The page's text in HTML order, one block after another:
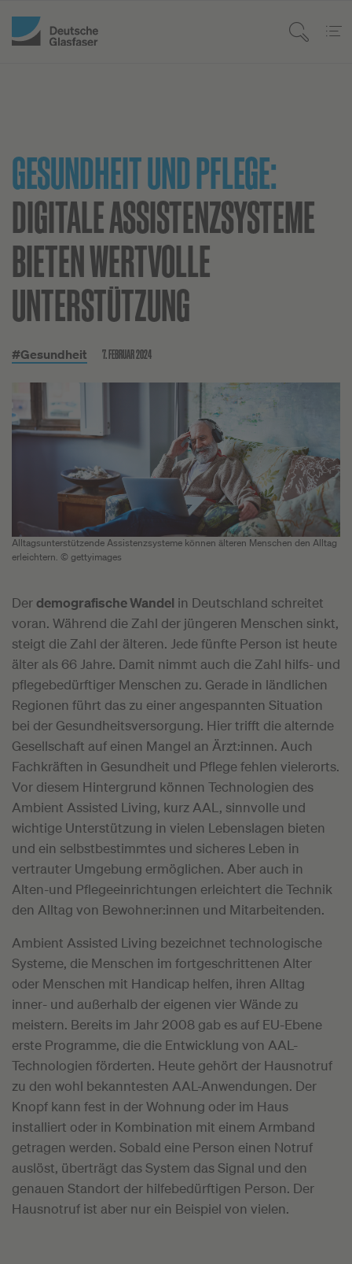
GESUNDHEIT UND PFLEGE:
DIGITALE ASSISTENZSYSTEME
BIETEN WERTVOLLE
UNTERSTÜTZUNG
#Gesundheit 7. FEBRUAR 2024
Alltagsunterstützende Assistenzsysteme können älteren Menschen den Alltag
erleichtern. © gettyimages
Derdemografische Wandel in Deutschland schreitet
voran. Während die Zahl der jüngeren Menschen sinkt,
steigt die Zahl der älteren. Jede fünfte Person ist heute
älter als 66 Jahre. Damit nimmt auch die Zahl hilfs- und
pflegebedürftiger Menschen zu. Gerade in ländlichen
Regionen führt das zu einer angespannten Situation
bei der Gesundheitsversorgung. Hier trifft die alternde
Gesellschaft auf einen Mangel an Ärzt:innen. Auch
Fachkräften in Gesundheit und Pflege fehlen vielerorts.
Vor diesem Hintergrund können Technologien des
Ambient Assisted Living, kurz AAL, sinnvolle und
wichtige Unterstützung in vielen Lebenslagen bieten
und ein selbstbestimmtes und sicheres Leben in
vertrauter Umgebung ermöglichen. Aber auch in
Alten-und Pflegeeinrichtungen erleichtert die Technik
den Alltag von Bewohner:innen und Mitarbeitenden.
Ambient Assisted Living bezeichnet technologische
Systeme, die Menschen im fortgeschrittenen Alter
oder Menschen mit Handicap helfen, ihren Alltag
inner- und außerhalb der eigenen vier Wände zu
meistern. Bereits im Jahr 2008 gab es auf EU-Ebene
erste Programme, die die Entwicklung von AAL-
Technologien förderten. Heute gehört der Hausnotruf
zu den wohl bekanntesten AAL-Anwendungen. Der
Knopf kann fest in der Wohnung oder im Haus
installiert oder in Kombination mit einem Armband
getragen werden. Sobald eine Person einen Notruf
auslöst, überträgt das System das Signal und den
genauen Standort der hilfebedürftigen Person. Der
Hausnotruf ist aber nur ein Beispiel von vielen.